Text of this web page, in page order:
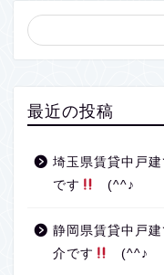
最近の投稿
埼玉県賃貸中戸
です
(^^♪
静岡県賃貸中戸
介です
(^^♪